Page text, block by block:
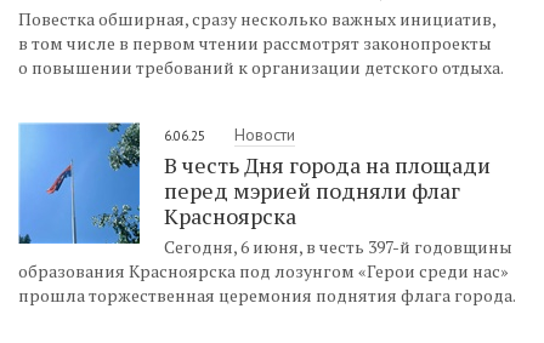
Повестка обширная, сразу несколько важных инициатив,
в том числе в первом чтении рассмотрят законопроекты
о повышении требований к организации детского отдыха.
6.06.25 Новости
В честь Дня города на площади
перед мэрией подняли флаг
Красноярска
Сегодня, 6 июня, в честь 397-й годовщины
образования Красноярска под лозунгом «Герои среди нас»
прошла торжественная церемония поднятия флага города.